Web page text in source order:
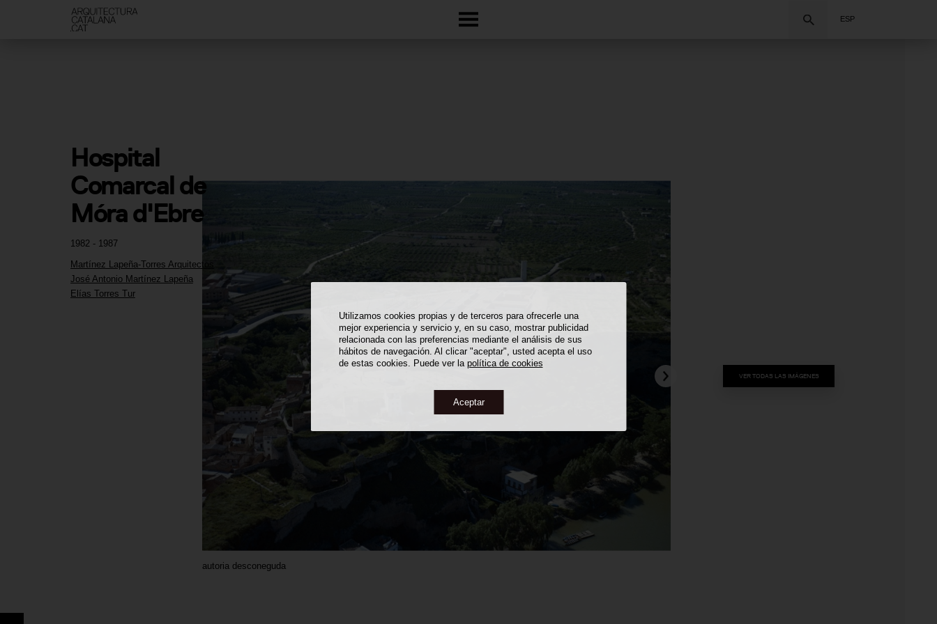
Utilizamos cookies propias y de terceros para ofrecerle una
mejor experiencia y servicio y, en su caso, mostrar publicidad
relacionada con las preferencias mediante el análisis de sus
hábitos de navegación. Al clicar "aceptar", usted acepta el uso
de estas cookies. Puede ver la política de cookies
Aceptar
ESP
1982 - 1987
Martínez Lapeña-Torres Arquitectos
José Antonio Martínez Lapeña
Elías Torres Tur
Hospital
Comarcal de
Móra d'Ebre
autoria desconeguda
VER TODAS LAS IMÁGENES